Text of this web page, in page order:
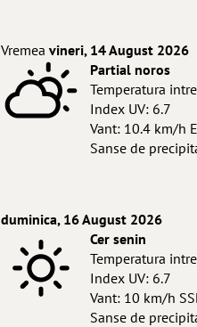
Vremea vineri, 14 August 2026
Partial noros
Temperatura
Index UV: 6.7
Vant: 10.4 km/h
Sanse de
duminica, 16 August 2026
Cer senin
Temperatura
Index UV: 6.7
Vant: 10 km/h
Sanse de